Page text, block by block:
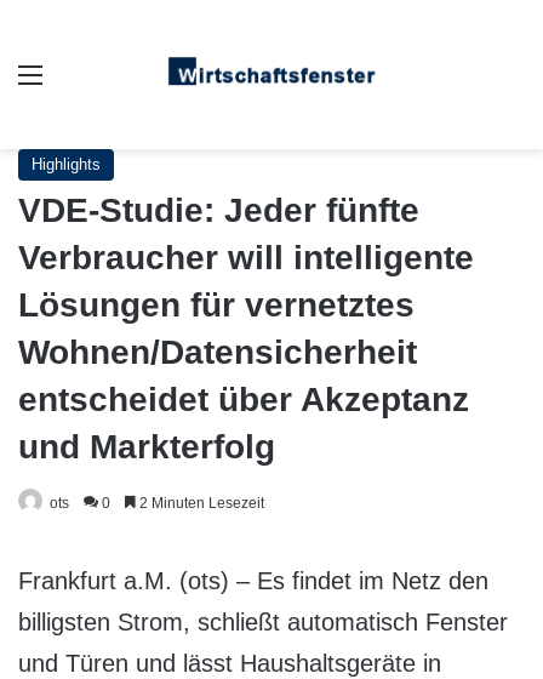
Highlights
VDE-Studie: Jeder fünfte
Verbraucher will intelligente
Lösungen für vernetztes
Wohnen/Datensicherheit
entscheidet über Akzeptanz
und Markterfolg
ots 0 2 Minuten Lesezeit
Frankfurt a.M. (ots) – Es findet im Netz den
billigsten Strom, schließt automatisch Fenster
und Türen und lässt Haushaltsgeräte in